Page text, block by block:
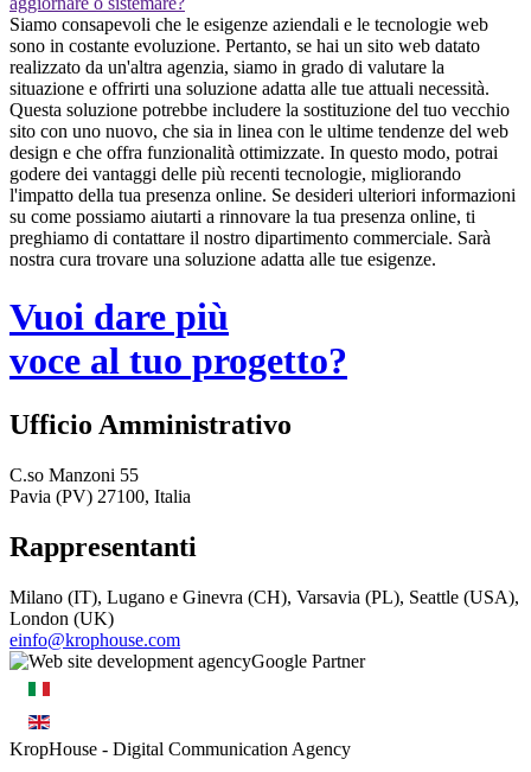
Siamo consapevoli che le esigenze aziendali e le tecnologie web
sono in costante evoluzione. Pertanto, se hai un sito web datato
realizzato da un'altra agenzia, siamo in grado di valutare la
situazione e offrirti una soluzione adatta alle tue attuali necessità.
Questa soluzione potrebbe includere la sostituzione del tuo vecchio
sito con uno nuovo, che sia in linea con le ultime tendenze del web
design e che offra funzionalità ottimizzate. In questo modo, potrai
godere dei vantaggi delle più recenti tecnologie, migliorando
l'impatto della tua presenza online. Se desideri ulteriori informazioni
su come possiamo aiutarti a rinnovare la tua presenza online, ti
preghiamo di contattare il nostro dipartimento commerciale. Sarà
nostra cura trovare una soluzione adatta alle tue esigenze.
Vuoi dare più
voce al tuo progetto?
Ufficio Amministrativo
C.so Manzoni 55
Pavia (PV) 27100, Italia
Rappresentanti
Milano (IT), Lugano e Ginevra (CH), Varsavia (PL), Seattle (USA),
London (UK)
einfo@krophouse.com
KropHouse - Digital Communication Agency